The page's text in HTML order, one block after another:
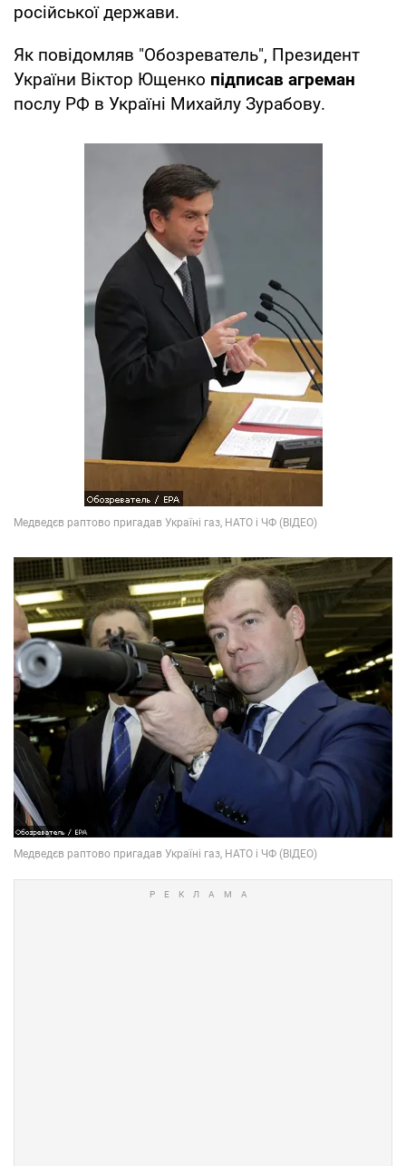
російської держави.
Як повідомляв "Обозреватель", Президент
України Віктор Ющенко підписав агреман
послу РФ в Україні Михайлу Зурабову.